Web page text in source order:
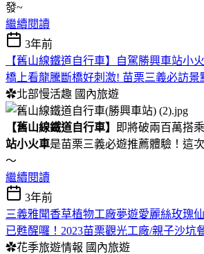
發~
繼續閱讀
3年前
【舊山線鐵道自行車】自駕勝興車站小
橋上看龍騰斷橋好刺激! 苗栗三義必訪景
✿北部慢活趣 國內旅遊
【舊山線鐵道自行車】 即將破兩百萬搭
站小火車是苗栗三義必遊推薦體驗！這
～
繼續閱讀
3年前
三義雅聞香草植物工廠夢遊愛麗絲玫瑰
已甦醒囉！2023苗栗觀光工廠/親子沙坑
✿花季旅遊情報 國內旅遊